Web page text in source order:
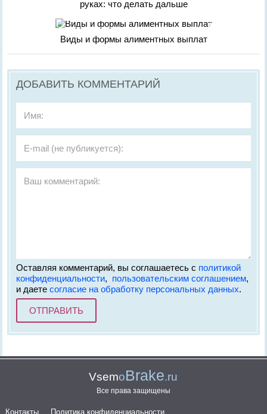
руках: что делать дальше
Виды и формы алиментных выплат
ДОБАВИТЬ КОММЕНТАРИЙ
Оставляя комментарий, вы соглашаетесь с политикой
конфиденциальности, пользовательским соглашением,
и даетесогласие на обработку персональных данных.
VsemoBrake.ru
Все права защищены
Контакты Политика конфиденциальности